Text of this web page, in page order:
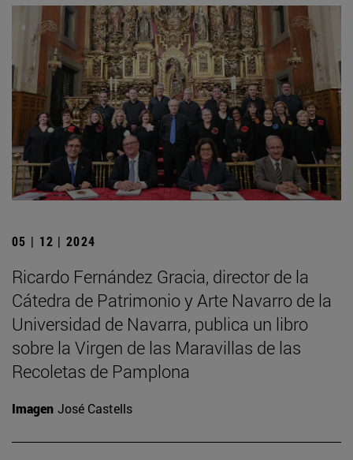
05 | 12 | 2024
Ricardo Fernández Gracia, director de la
Cátedra de Patrimonio y Arte Navarro de la
Universidad de Navarra, publica un libro
sobre la Virgen de las Maravillas de las
Recoletas de Pamplona
Imagen José Castells